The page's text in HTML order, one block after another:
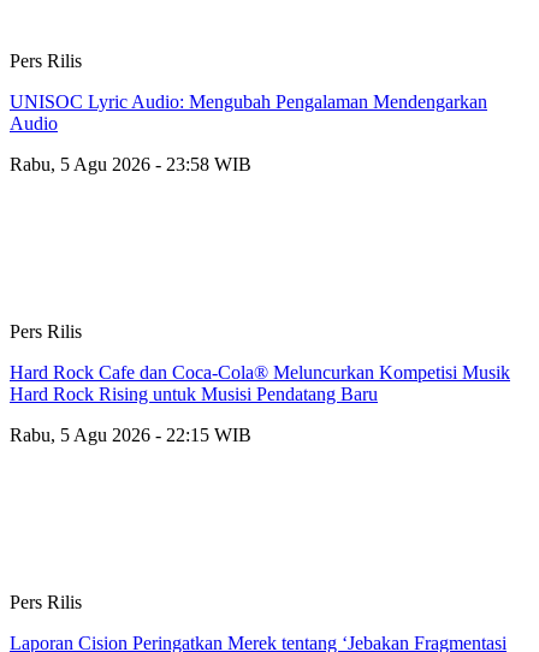
Pers Rilis
UNISOC Lyric Audio: Mengubah Pengalaman Mendengarkan
Audio
Rabu, 5 Agu 2026 - 23:58 WIB
Pers Rilis
Hard Rock Cafe dan Coca-Cola® Meluncurkan Kompetisi Musik
Hard Rock Rising untuk Musisi Pendatang Baru
Rabu, 5 Agu 2026 - 22:15 WIB
Pers Rilis
Laporan Cision Peringatkan Merek tentang ‘Jebakan Fragmentasi